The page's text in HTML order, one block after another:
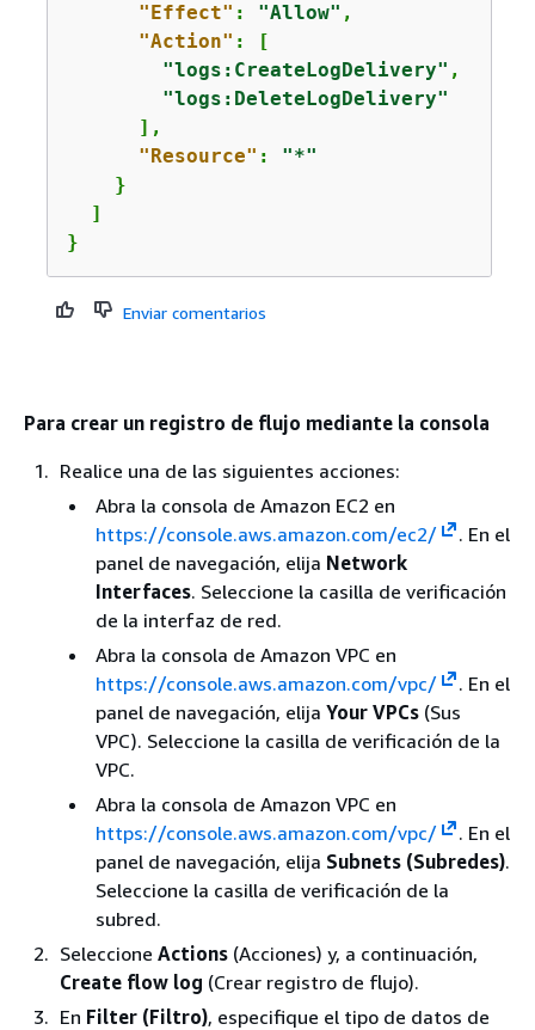
"Effect" : "Allow" ,
"Action" : [
"logs:CreateLogDelivery" ,
"logs:DeleteLogDelivery"
      ],
"Resource" : "*"
    }
  ]
}
Enviar comentarios
Para crear un registro de flujo mediante la consola
Realice una de las siguientes acciones:
Abra la consola de Amazon EC2 en
https://console.aws.amazon.com/ec2/
. En el
panel de navegación, elija Network
Interfaces. Seleccione la casilla de verificación
de la interfaz de red.
Abra la consola de Amazon VPC en
https://console.aws.amazon.com/vpc/
. En el
panel de navegación, elija Your VPCs (Sus
VPC). Seleccione la casilla de verificación de la
VPC.
Abra la consola de Amazon VPC en
https://console.aws.amazon.com/vpc/
. En el
panel de navegación, elija Subnets (Subredes).
Seleccione la casilla de verificación de la
subred.
Seleccione Actions (Acciones) y, a continuación,
Create flow log (Crear registro de flujo).
En Filter (Filtro), especifique el tipo de datos de